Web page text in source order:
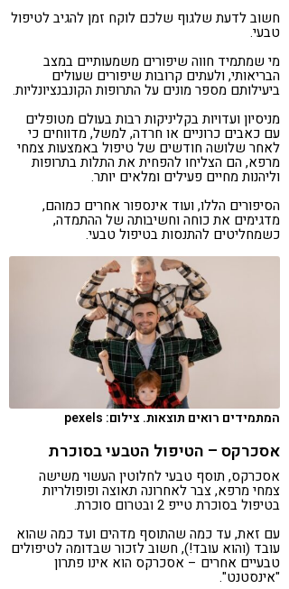
חשוב לדעת שלגוף שלכם לוקח זמן להגיב לטיפול
טבעי.
מי שמתמיד חווה שיפורים משמעותיים במצב
הבריאותי, ולעתים קרובות שיפורים שעולים
ביעילותם מספר מונים על התרופות הקונבנציונליות.
מניסיון ועדויות בקליניקות רבות בעולם מטופלים
עם כאבים כרוניים או חרדה, למשל, מדווחים כי
לאחר שלושה חודשים של טיפול באמצעות צמחי
מרפא, הם הצליחו להפחית את התלות בתרופות
וליהנות מחיים פעילים ומלאים יותר.
הסיפורים הללו, ועוד אינספור אחרים כמוהם,
מדגימים את כוחה וחשיבותה של ההתמדה,
כשמחליטים להתנסות בטיפול טבעי.
המתמידים רואים תוצאות. צילום: pexels
אסכרקס – הטיפול הטבעי בסוכרת
אסכרקס, תוסף טבעי לחלוטין העשוי משישה
צמחי מרפא, צבר לאחרונה תאוצה ופופולריות
בטיפול בסוכרת טייפ 2 ובטרום סוכרת.
עם זאת, עד כמה שהתוסף מדהים ועד כמה שהוא
עובד (והוא עובד!), חשוב לזכור שבדומה לטיפולים
טבעיים אחרים – אסכרקס הוא אינו פתרון
"אינסטנט".